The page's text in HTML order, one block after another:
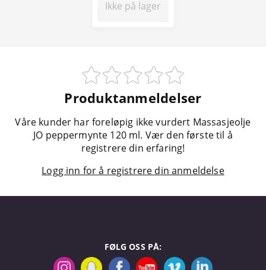
Ikke på lager
Produktanmeldelser
Våre kunder har foreløpig ikke vurdert Massasjeolje
JO peppermynte 120 ml. Vær den første til å
registrere din erfaring!
Logg inn for å registrere din anmeldelse
FØLG OSS PÅ: